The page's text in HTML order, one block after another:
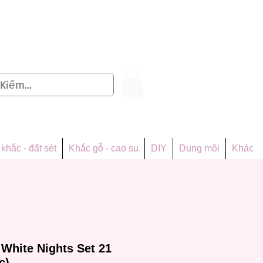
- đất sét Khắc gỗ - cao su DIY Dung môi Khác
Nights Set 21